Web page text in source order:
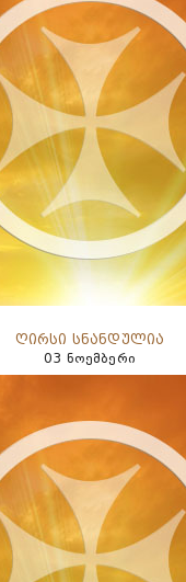
ღირსი სნანდულია
03 ნოემბერი